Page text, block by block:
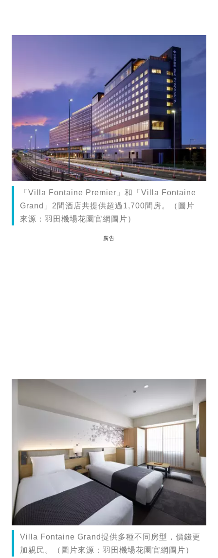
「Villa Fontaine Premier」和「Villa Fontaine
Grand」2間酒店共提供超過1,700間房。（圖片
來源：羽田機場花園官網圖片）
廣告
Villa Fontaine Grand提供多種不同房型，價錢更
加親民。（圖片來源：羽田機場花園官網圖片）